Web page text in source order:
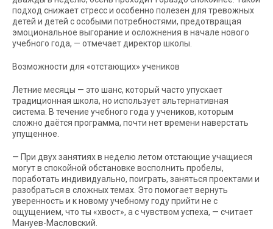
подход снижает стресс и особенно полезен для тревожных
детей и детей с особыми потребностями, предотвращая
эмоциональное выгорание и осложнения в начале нового
учебного года, — отмечает директор школы.
Возможности для «отстающих» учеников
Летние месяцы — это шанс, который часто упускает
традиционная школа, но использует альтернативная
система. В течение учебного года у учеников, которым
сложно даётся программа, почти нет времени наверстать
упущенное.
— При двух занятиях в неделю летом отстающие учащиеся
могут в спокойной обстановке восполнить пробелы,
поработать индивидуально, поиграть, заняться проектами и
разобраться в сложных темах. Это помогает вернуть
уверенность и к новому учебному году прийти не с
ощущением, что ты «хвост», а с чувством успеха, — считает
Мануев-Масловский.